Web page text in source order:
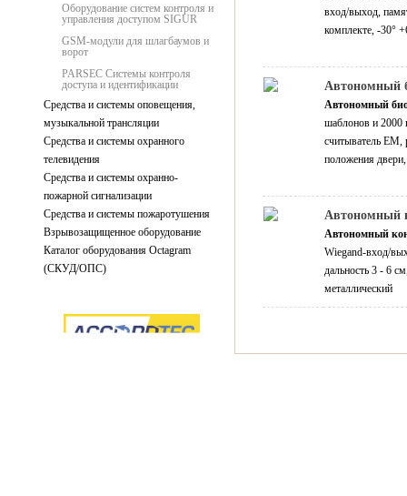
Оборудование систем контроля и
управления доступом SIGUR
GSM-модули для шлагбаумов и
ворот
PARSEC Системы контроля
доступа и идентификации
Средства и системы оповещения,
музыкальной трансляции
Средства и системы охранного
телевидения
Средства и системы охранно-
пожарной сигнализации
Средства и системы пожаротушения
Взрывозащищенное оборудование
Каталог оборудования Octagram
(СКУД/ОПС)
вход/выход,
комплекте, -30°
Автономный
Автономный
шаблонов и 2000
считыватель
положения
Автономный
Автономный
Wiegand-вход/
дальность 3 - 6
металлический